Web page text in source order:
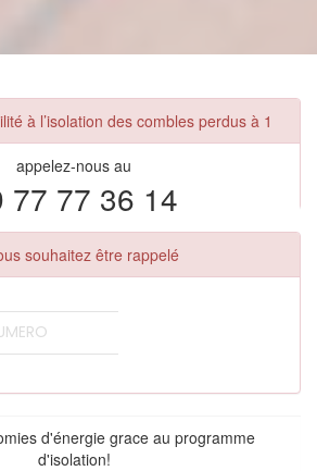
à l’isolation des combles perdus à 1
appelez-nous au
77 77 36 14
souhaitez être rappelé
d'énergie grace au programme
d'isolation!